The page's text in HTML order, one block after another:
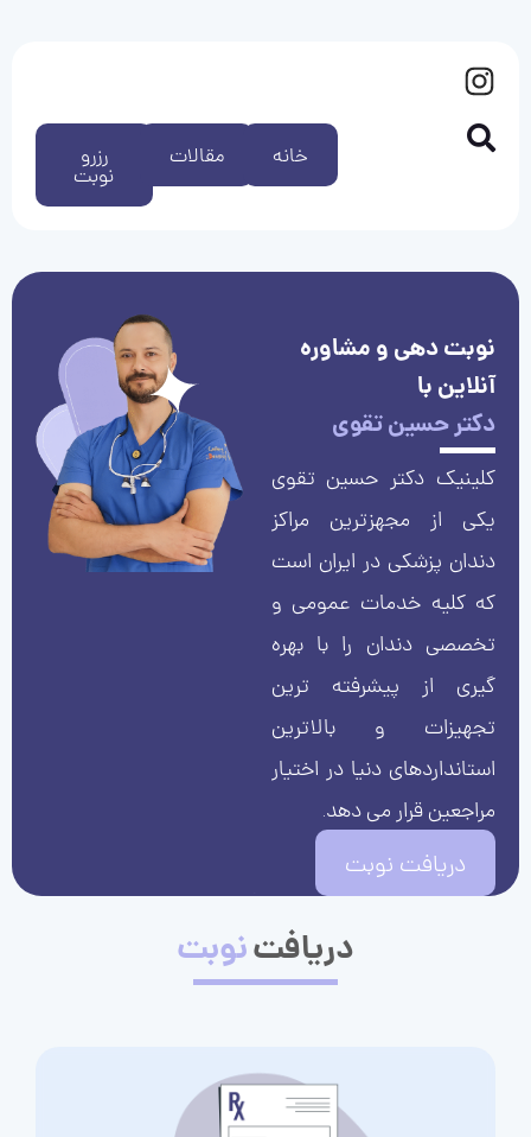
رزرو
نوبت
مقالات خانه
نوبت دهی و مشاوره
آنلاین با
دکتر حسین تقوی
کلینیک دکتر حسین تقوی
یکی از مجهزترین مراکز
دندان پزشکی در ایران است
که کلیه خدمات عمومی و
تخصصی دندان را با بهره
گیری از پیشرفته ترین
تجهیزات و بالاترین
استانداردهای دنیا در اختیار
مراجعین قرار می دهد.
دریافت نوبت
دریافتنوبت